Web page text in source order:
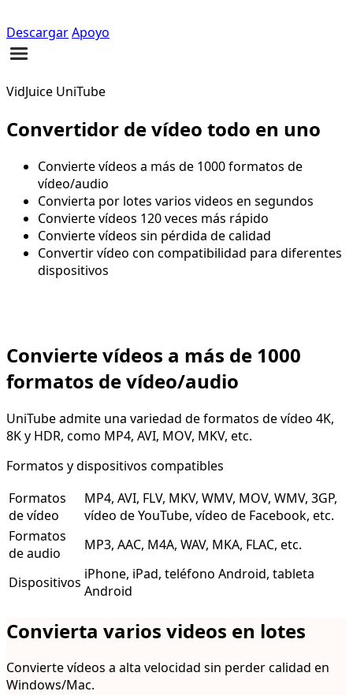
DescargarApoyo
VidJuice UniTube
Convertidor de vídeo todo en uno
Convierte vídeos a más de 1000 formatos de
vídeo/audio
Convierta por lotes varios videos en segundos
Convierte vídeos 120 veces más rápido
Convierte vídeos sin pérdida de calidad
Convertir vídeo con compatibilidad para diferentes
dispositivos
Convierte vídeos a más de 1000
formatos de vídeo/audio
UniTube admite una variedad de formatos de vídeo 4K,
8K y HDR, como MP4, AVI, MOV, MKV, etc.
Formatos y dispositivos compatibles
Formatos
de vídeo
MP4, AVI, FLV, MKV, WMV, MOV, WMV, 3GP,
vídeo de YouTube, vídeo de Facebook, etc.
Formatos
de audio
MP3, AAC, M4A, WAV, MKA, FLAC, etc.
Dispositivos iPhone, iPad, teléfono Android, tableta
Android
Convierta varios videos en lotes
Convierte vídeos a alta velocidad sin perder calidad en
Windows/Mac.